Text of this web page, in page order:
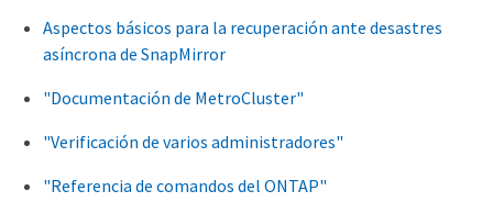
Aspectos básicos para la recuperación ante desastres
asíncrona de SnapMirror
"Documentación de MetroCluster"
"Verificación de varios administradores"
"Referencia de comandos del ONTAP"